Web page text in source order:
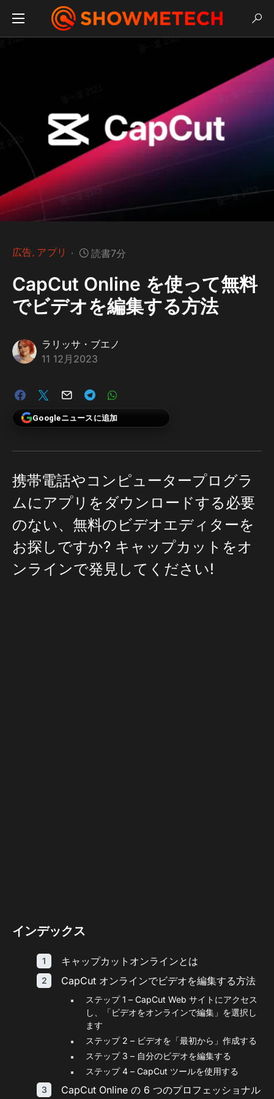
広告 アプリ 読書7分
CapCut Online を使って無料
でビデオを編集する方法
ラリッサ・ブエノ
11 12月2023
Googleニュースに追加
携帯電話やコンピュータープログラ
ムにアプリをダウンロードする必要
のない、無料のビデオエディターを
お探しですか? キャップカットをオ
ンラインで発見してください!
インデックス
キャップカットオンラインとは
CapCut オンラインでビデオを編集する方法
ステップ 1 – CapCut Web サイトにアクセス
し、「ビデオをオンラインで編集」を選択し
ます
ステップ 2 – ビデオを「最初から」作成する
ステップ 3 – 自分のビデオを編集する
ステップ 4 – CapCut ツールを使用する
CapCut Online の 6 つのプロフェッショナル